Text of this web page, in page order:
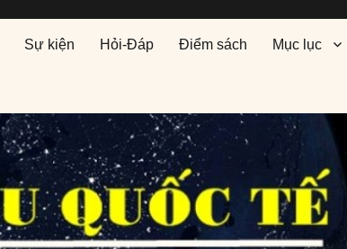
Sự kiện Hỏi-Đáp Điểm sách Mục lục